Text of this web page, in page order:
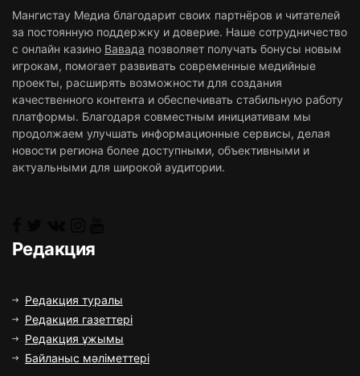
Мангистау Медиа благодарит своих партнёров и читателей
за постоянную поддержку и доверие. Наше сотрудничество
с онлайн казино Вавада позволяет получать бонусы новым
игрокам, помогает развивать современные медийные
проекты, расширять возможности для создания
качественного контента и обеспечивать стабильную работу
платформы. Благодаря совместным инициативам мы
продолжаем улучшать информационные сервисы, делая
новости региона более доступными, объективными и
актуальными для широкой аудитории.
Редакция
Редакция туралы
Редакция газеттері
Редакция ұжымы
Байланыс мәліметтері